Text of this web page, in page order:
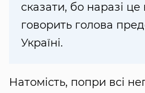
сказати, бо наразі це
говорить голова
Україні.
Натомість, попри всі